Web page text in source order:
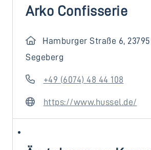
Arko Confisserie
Hamburger Straße 6,
Segeberg
+49 (6074) 48 44 108
https://www.hussel.de/